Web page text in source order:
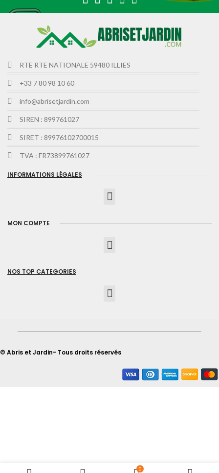
RTE RTE NATIONALE 59480 ILLIES
+33 7 80 98 10 60
info@abrisetjardin.com
SIREN : 899761027
SIRET : 89976102700015
TVA : FR73899761027
INFORMATIONS LÉGALES
MON COMPTE
NOS TOP CATEGORIES
© Abris et Jardin- Tous droits réservés
0